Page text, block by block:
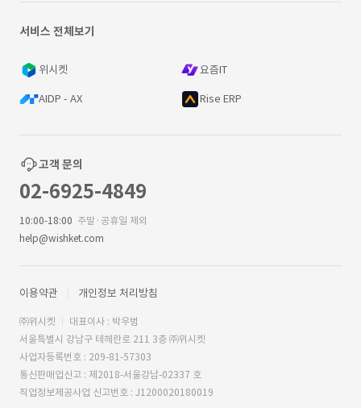
서비스 전체보기
위시켓 요즘IT
AIDP - AX Rise ERP
고객 문의
02-6925-4849
10:00-18:00 주말·공휴일 제외
help@wishket.com
이용약관 개인정보 처리방침
㈜위시켓
대표이사 : 박우범
서울특별시 강남구 테헤란로 211 3층 ㈜위시켓
사업자등록번호 : 209-81-57303
통신판매업신고 : 제2018-서울강남-02337 호
직업정보제공사업 신고번호 : J1200020180019